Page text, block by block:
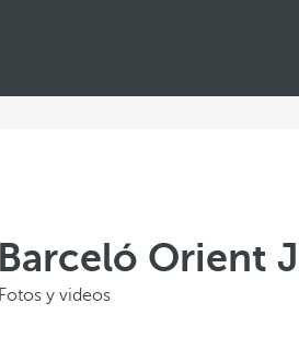
Orient
Fotos y videos